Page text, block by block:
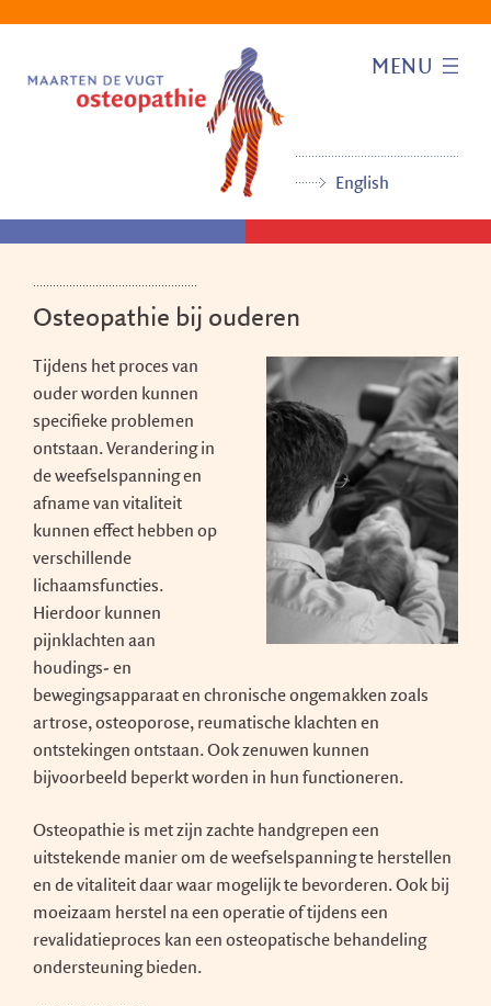
de
de
de
MENU
English
Osteopathie bij ouderen
Tijdens het proces van
ouder worden kunnen
specifieke problemen
ontstaan. Verandering in
de weefselspanning en
afname van vitaliteit
kunnen effect hebben op
verschillende
lichaamsfuncties.
Hierdoor kunnen
pijnklachten aan
houdings- en
bewegingsapparaat en chronische ongemakken zoals
artrose, osteoporose, reumatische klachten en
ontstekingen ontstaan. Ook zenuwen kunnen
bijvoorbeeld beperkt worden in hun functioneren.
Osteopathie is met zijn zachte handgrepen een
uitstekende manier om de weefselspanning te herstellen
en de vitaliteit daar waar mogelijk te bevorderen. Ook bij
moeizaam herstel na een operatie of tijdens een
revalidatieproces kan een osteopatische behandeling
ondersteuning bieden.